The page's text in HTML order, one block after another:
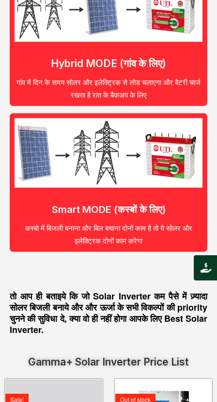
Hybrid MODE (गांव के लिए)
गांव में दिन के समय सोलर और इलेक्ट्रिक से लोड चलाएगा और बैटरी चार्ज
रखता है रात के बैकअप के लिए
Smart MODE (कस्बों के लिए)
कस्बो में बिजली बनाना और बिल बचाना दोनों काम है तो ये सोलर और
इलेक्ट्रिक दोनों काम करेगा
तो आप ही बताइये कि जो Solar Inverter कम पैसे में ज़्यादा
सोलर बिजली बनाये और और ऊर्जा के सभी विकल्पों की priority
चुनने की सुविधा दे, क्या वो ही नहीं होगा आपके लिए Best Solar
Inverter.
Gamma+ Solar Inverter Price List
Sale!
price
Out of stock
price
price